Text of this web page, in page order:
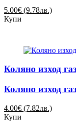
5.00€ (9.78лв.)
Купи
Коляно изход
Коляно изход
4.00€ (7.82лв.)
Купи